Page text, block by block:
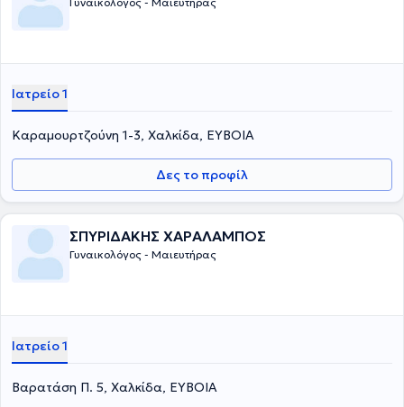
Ιατρείο 1
Καραμουρτζούνη 1-3, Χαλκίδα, ΕΥΒΟΙΑ
Δες το προφίλ
ΣΠΥΡΙΔΑΚΗΣ ΧΑΡΑΛΑΜΠΟΣ
Γυναικολόγος - Μαιευτήρας
Ιατρείο 1
Βαρατάση Π. 5, Χαλκίδα, ΕΥΒΟΙΑ